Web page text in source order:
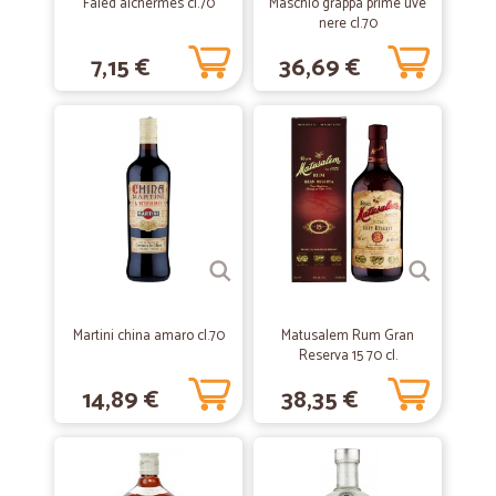
Veloci e seri
Veloci e seri
—Daniele T.
Servizio impeccabile
Servizio impeccabile, nonostante il momento di grave difficoltà. Molto
Arianna M.
Celeri e professionali. Prodotti di ottima qualità. Consiglio.
—
7,15 €
nere cl.70
36,69 €
Martini china amaro cl.70
14,89 €
Matusalem Rum Gran
Reserva 15 70 cl.
38,35 €